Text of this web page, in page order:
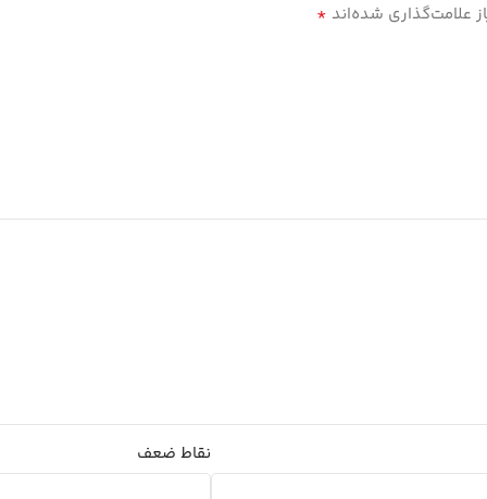
علامت‌گذاری شده‌اند *
نقاط ضعف